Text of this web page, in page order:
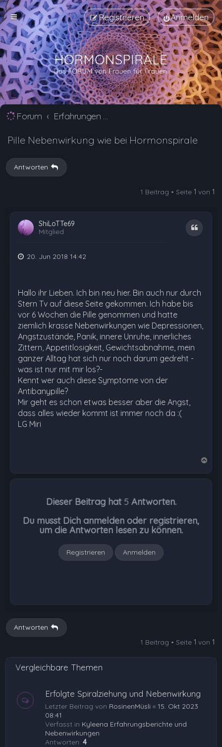
Anmelden
Registrieren
Forum Erfahrungen mit Verhütungsmittel Alternativen
Pille Nebenwirkung wie bei Hormonspirale
Antworten
1 Beitrag • Seite 1 von 1
ShiLoTTe69
Mitglied
Zitat
20. Jun 2018 14:42
Hallo ihr Lieben. Ich bin neu hier. Bin auch nur durch
Stern Tv auf diese Seite gekommen. Ich habe bis
vor 6 Wochen die Pille genommen und hatte
ziemlich krasse Nebenwirkungen wie Depressionen,
Angstzustände, Panik, innere Unruhe, innerliches
Zittern, Appetitlosigkeit, Gewichtsabnahme, mein
ganzer Alltag hat sich nur noch darum gedreht -
was ist nur mit mir los?-
Kennt wer auch diese Symptome von der
Antibanypille?
Mir geht es schon etwas besser aber die Angst,
dass alles wieder kommt ist immer noch da :(
LG Miri
Dieser Beitrag hat 5 Antworten.
Du musst Dich anmelden oder registrieren,
um die Antworten lesen zu können.
Registrieren Anmelden
Antworten
1 Beitrag • Seite 1 von 1
Vergleichbare Themen
Erfolgte Spiralziehung und Nebenwirkung
Letzter Beitrag von RosinenMüsli « 15. Okt 2023
08:41
Verfasst in Kyleena Erfahrungsberichte und
Nebenwirkungen
Antworten: 4